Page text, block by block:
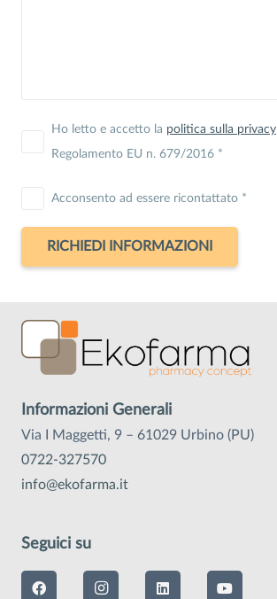
Ho letto e accetto la politica sulla privacy
Regolamento EU n. 679/2016 *
Acconsento ad essere ricontattato *
Informazioni Generali
Via I Maggetti, 9 – 61029 Urbino (PU)
0722-327570
info@ekofarma.it
Seguici su